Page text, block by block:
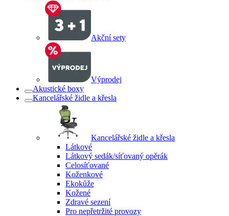
Akční sety
Výprodej
Akustické boxy
Kancelářské židle a křesla
Kancelářské židle a křesla
Látkové
Látkový sedák/síťovaný opěrák
Celosíťované
Koženkové
Ekokůže
Kožené
Zdravé sezení
Pro nepřetržité provozy